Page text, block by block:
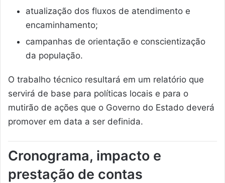
atualização dos fluxos de atendimento e
encaminhamento;
campanhas de orientação e conscientização
da população.
O trabalho técnico resultará em um relatório que
servirá de base para políticas locais e para o
mutirão de ações que o Governo do Estado deverá
promover em data a ser definida.
Cronograma, impacto e
prestação de contas